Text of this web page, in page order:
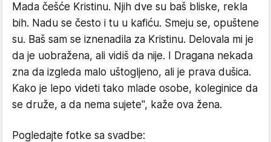
Mada češće Kristinu. Njih dve su baš bliske, rekla
bih. Nadu se često i tu u kafiću. Smeju se, opuštene
su. Baš sam se iznenadila za Kristinu. Delovala mi je
da je uobražena, ali vidiš da nije. I Dragana nekada
zna da izgleda malo uštogljeno, ali je prava dušica.
Kako je lepo videti tako mlade osobe, koleginice da
se druže, a da nema sujete", kaže ova žena.
Pogledajte fotke sa svadbe: